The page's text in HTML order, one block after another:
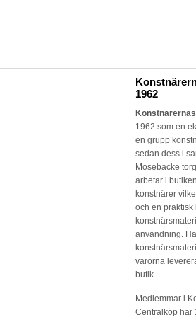
1962
1962 som en
en grupp
sedan dess i
Mosebacke
arbetar i
konstnärer
och en
användning.
varorna
butik.
Medlemmar i
Centralköp har